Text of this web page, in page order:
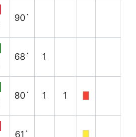
90`
68` 1
80` 1 1
61`